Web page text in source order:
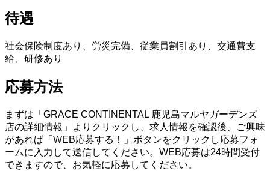
待遇
社会保険制度あり、労災完備、従業員割引あり、交通費支
給、研修あり
応募方法
まずは「GRACE CONTINENTAL 鹿児島マルヤガーデンズ
店の詳細情報」よりクリックし、求人情報を確認後、ご興味
があれば「WEB応募する！」ボタンをクリックし応募フォ
ームに入力して送信してください。WEB応募は24時間受付
できますので、お気軽に応募してください。